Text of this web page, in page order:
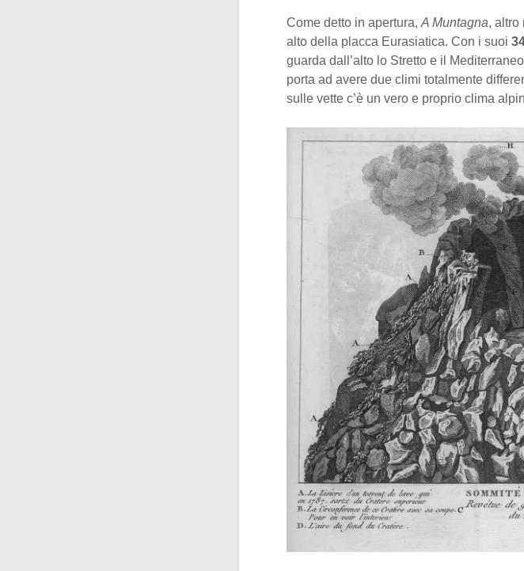
Come detto in apertura, A Muntagna, altro
alto della placca Eurasiatica. Con i suoi
guarda dall’alto lo Stretto e il
porta ad avere due climi totalmente
sulle vette c’è un vero e proprio clima